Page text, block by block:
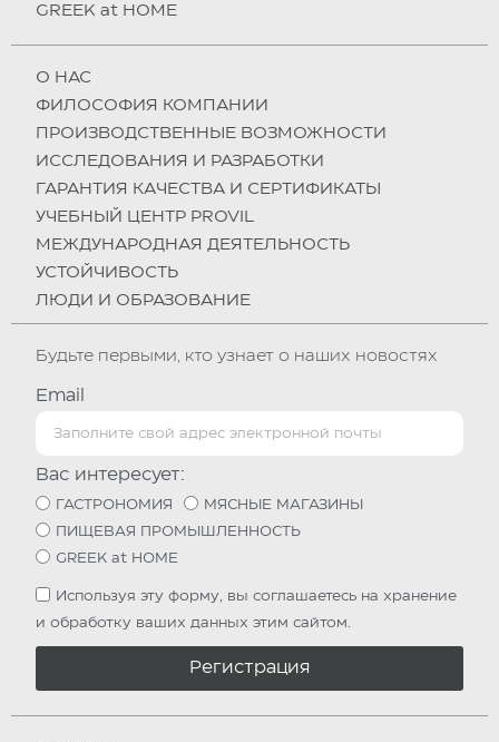
GREEK at HOME
О НAC
ФИЛОСОФИЯ КОМПАНИИ
ПРОИЗВОДСТВЕННЫЕ ВОЗМОЖНОСТИ
ИССЛЕДОВАНИЯ И РАЗРАБОТКИ
ГАРАНТИЯ КАЧЕСТВА И СЕРТИФИКАТЫ
УЧЕБНЫЙ ЦЕНТР PROVIL
МЕЖДУНАРОДНАЯ ДЕЯТЕЛЬНОСТЬ
УСТОЙЧИВОСТЬ
ЛЮДИ И ОБРАЗОВАНИЕ
Будьте первыми, кто узнает о наших новостях
Email
Вас интересует:
ГАСТРОНОМИЯ
МЯСНЫЕ МАГАЗИНЫ
ПИЩЕВАЯ ПРОМЫШЛЕННОСТЬ
GREEK at HOME
Используя эту форму, вы соглашаетесь на хранение
и обработку ваших данных этим сайтом.
Регистрация